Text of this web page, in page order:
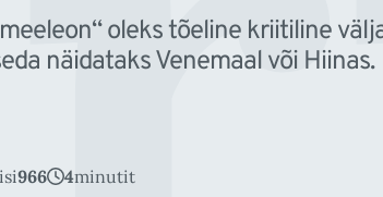
oleks tõeline kriitiline
näidataks Venemaal või Hiinas.
966 4minutit